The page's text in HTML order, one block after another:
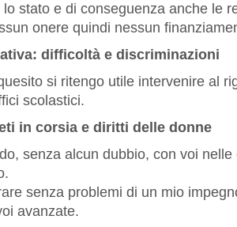
lo stato e di conseguenza anche le
onere quindi nessun
difficoltà e discriminazioni
si ritengo utile intervenire al
scolastici.
in corsia e diritti delle donne
senza alcun dubbio, con voi
senza problemi di un mio
avanzate.